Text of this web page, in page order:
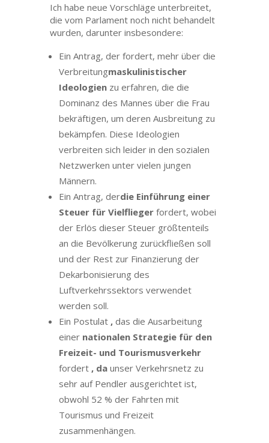
Ich habe neue Vorschläge unterbreitet,
die vom Parlament noch nicht behandelt
wurden, darunter insbesondere:
Ein Antrag, der fordert, mehr über die
Verbreitungmaskulinistischer
Ideologienzu erfahren, die die
Dominanz des Mannes über die Frau
bekräftigen, um deren Ausbreitung zu
bekämpfen. Diese Ideologien
verbreiten sich leider in den sozialen
Netzwerken unter vielen jungen
Männern.
Ein Antrag, derdie Einführung einer
Steuer für Vielfliegerfordert, wobei
der Erlös dieser Steuer größtenteils
an die Bevölkerung zurückfließen soll
und der Rest zur Finanzierung der
Dekarbonisierung des
Luftverkehrssektors verwendet
werden soll.
Ein Postulat ,das die Ausarbeitung
einer nationalen Strategie für den
Freizeit- und Tourismusverkehr
fordert , daunser Verkehrsnetz zu
sehr auf Pendler ausgerichtet ist,
obwohl 52 % der Fahrten mit
Tourismus und Freizeit
zusammenhängen.